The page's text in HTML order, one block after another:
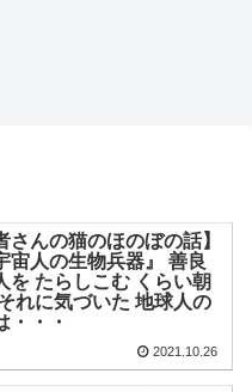
さんの猫のほのぼの話】
宙人の生物兵器』 善良
を たらしこむ くらい朝
れに気づいた 地球人の
・・・
2021.10.26